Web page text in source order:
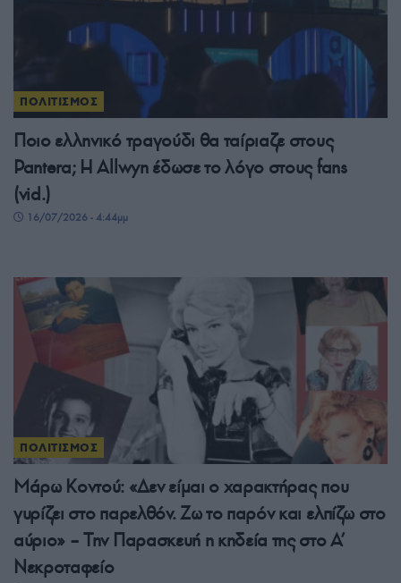
ΠΟΛΙΤΙΣΜΟΣ
Ποιο ελληνικό τραγούδι θα ταίριαζε στους
Pantera; Η Allwyn έδωσε το λόγο στους fans
(vid.)
16/07/2026 - 4:44μμ
ΠΟΛΙΤΙΣΜΟΣ
Μάρω Κοντού: «Δεν είμαι ο χαρακτήρας που
γυρίζει στο παρελθόν. Ζω το παρόν και ελπίζω στο
αύριο» – Την Παρασκευή η κηδεία της στο Α’
Νεκροταφείο